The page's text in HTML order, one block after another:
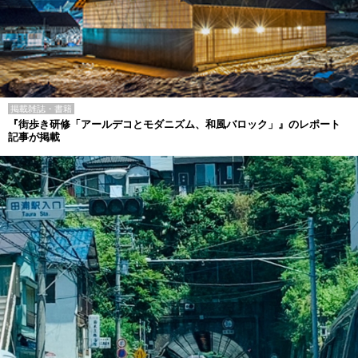
掲載雑誌・書籍
『街歩き研修「アールデコとモダニズム、和風バロック」』のレポート
記事が掲載